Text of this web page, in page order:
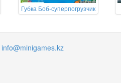
Губка Боб-суперпогрузчик
info@minigames.kz